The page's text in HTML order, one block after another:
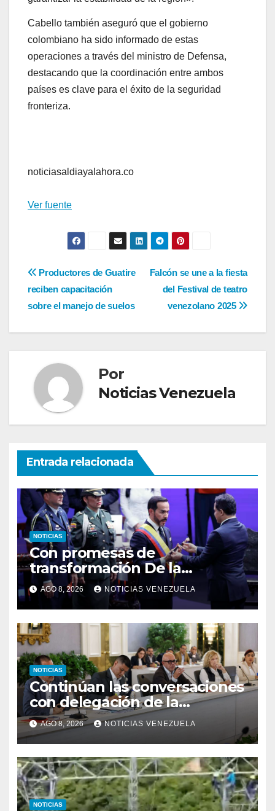
Cabello también aseguró que el gobierno
colombiano ha sido informado de estas
operaciones a través del ministro de Defensa,
destacando que la coordinación entre ambos
países es clave para el éxito de la seguridad
fronteriza.
noticiasaldiayalahora.co
Ver fuente
Navegación
de
entradas
Falcón se une a la fiesta
del Festival de teatro
venezolano 2025
Productores de Guatire
reciben capacitación
sobre el manejo de suelos
Por
Noticias Venezuela
Entrada relacionada
NOTICIAS
Con promesas de
transformación De la
Espriella jura como
presidente de Colombia
AGO 8, 2026 NOTICIAS VENEZUELA
NOTICIAS
Continúan las conversaciones
con delegación de la
Asamblea Nacional de 2015
AGO 8, 2026 NOTICIAS VENEZUELA
NOTICIAS